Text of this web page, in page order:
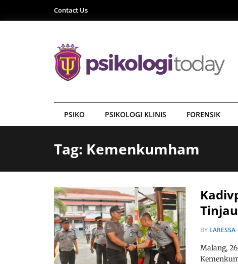
Contact Us
PSIKO PSIKOLOGI KLINIS FORENSIK
Tag: Kemenkumham
BY LARESSA
Malang,